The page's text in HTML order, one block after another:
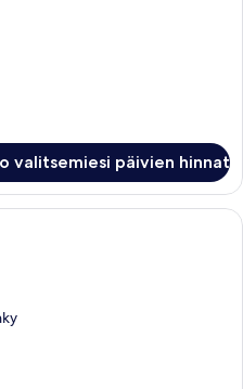
valitsemiesi päivien hinnat
Minibaari, tallelokero huoneessa,